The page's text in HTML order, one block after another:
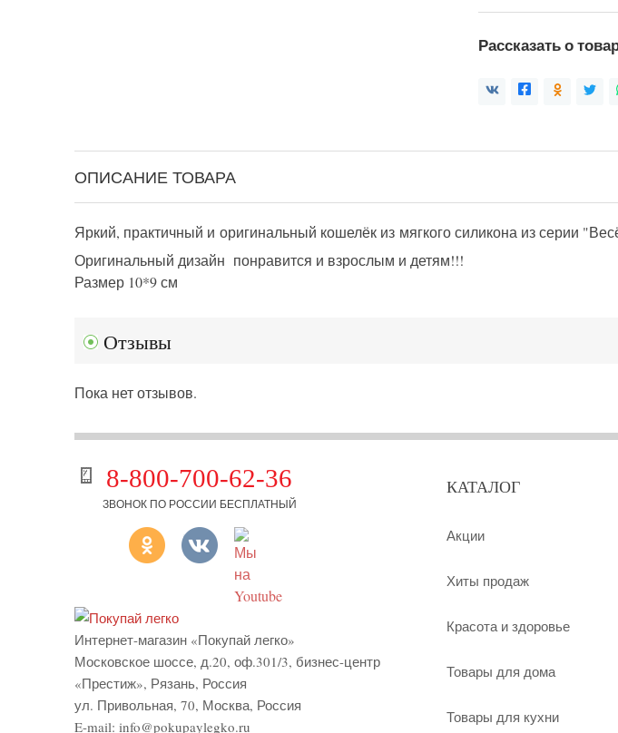
Рассказать о
ОПИСАНИЕ ТОВАРА
Яркий, практичный и оригинальный кошелёк из мягкого силикона из серии
Оригинальный дизайн понравится и взрослым и детям!!!
Размер 10*9 см
Отзывы
Пока нет отзывов.
8-800-700-62-36
ЗВОНОК ПО РОССИИ БЕСПЛАТНЫЙ
Интернет-магазин «Покупай легко»
Московское шоссе, д.20, оф.301/3, бизнес-центр
«Престиж», Рязань, Россия
ул. Привольная, 70, Москва, Россия
E-mail: info@pokupaylegko.ru
КАТАЛОГ
Акции
Хиты продаж
Красота и здоровье
Товары для дома
Товары для кухни